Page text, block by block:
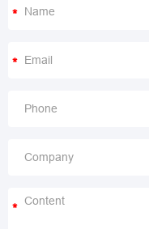
*
*
*